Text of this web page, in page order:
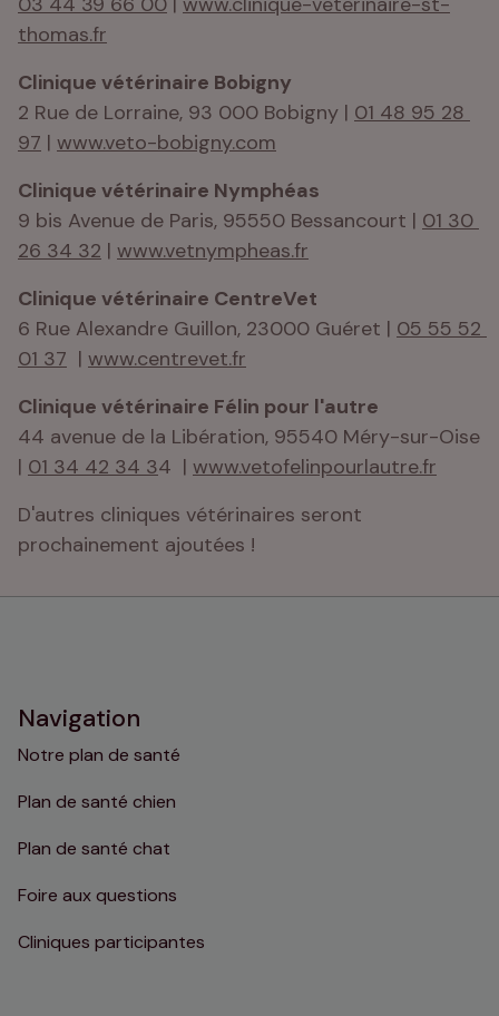
thomas.fr
Clinique vétérinaire Bobigny
2 Rue de Lorraine, 93 000 Bobigny | 01 48 95 28
97 | www.veto-bobigny.com
Clinique vétérinaire Nymphéas
9 bis Avenue de Paris, 95550 Bessancourt | 01 30
26 34 32 | www.vetnympheas.fr
Clinique vétérinaire CentreVet
6 Rue Alexandre Guillon, 23000 Guéret | 05 55 52
01 37
  |
www.centrevet.fr
Clinique vétérinaire Félin pour l'autre
| 01 34 42 34 34  | www.vetofelinpourlautre.fr
D'autres cliniques vétérinaires seront
prochainement ajoutées !
Navigation
Notre plan de santé
Plan de santé chien
Plan de santé chat
Foire aux questions
Cliniques participantes